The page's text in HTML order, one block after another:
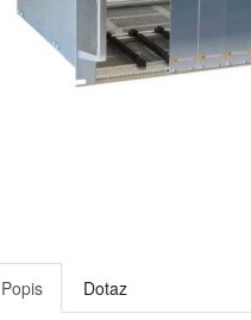
Popis Dotaz